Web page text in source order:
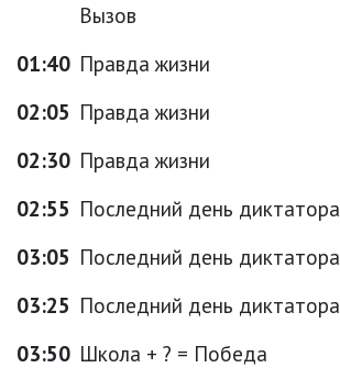
Вызов
01:40 Правда жизни
02:05 Правда жизни
02:30 Правда жизни
02:55 Последний день диктатора
03:05 Последний день диктатора
03:25 Последний день диктатора
03:50 Школа + ? = Победа